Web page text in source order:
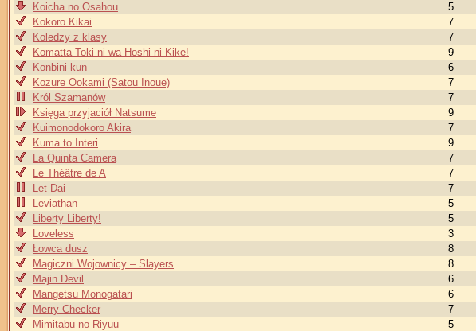
Koicha no Osahou
5
Kokoro Kikai
7
Koledzy z klasy
7
Komatta Toki ni wa Hoshi ni Kike!
9
Konbini-kun
6
Kozure Ookami (Satou Inoue)
7
Król Szamanów
7
Księga przyjaciół Natsume
9
Kuimonodokoro Akira
7
Kuma to Interi
9
La Quinta Camera
7
Le Théâtre de A
7
Let Dai
7
Leviathan
5
Liberty Liberty!
5
Loveless
3
Łowca dusz
8
Magiczni Wojownicy – Slayers
8
Majin Devil
6
Mangetsu Monogatari
6
Merry Checker
7
Mimitabu no Riyuu
5